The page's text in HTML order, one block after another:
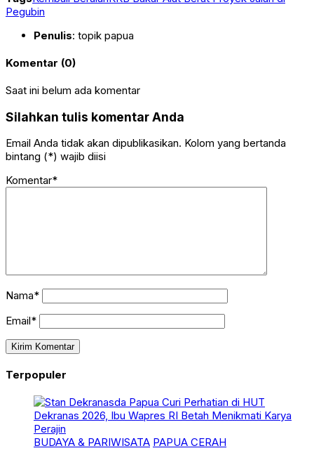
Pegubin
Penulis: topik papua
Komentar (0)
Saat ini belum ada komentar
Silahkan tulis komentar Anda
Email Anda tidak akan dipublikasikan. Kolom yang bertanda
bintang (*) wajib diisi
Komentar*
Nama*
Email*
Terpopuler
BUDAYA & PARIWISATA PAPUA CERAH